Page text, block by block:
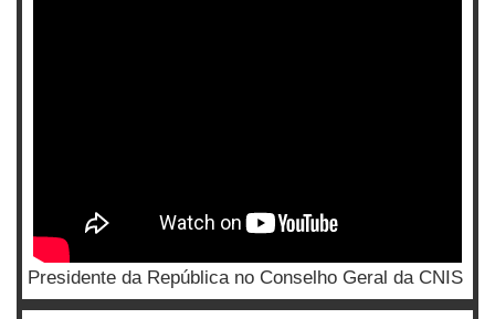
Presidente da República no Conselho Geral da CNIS